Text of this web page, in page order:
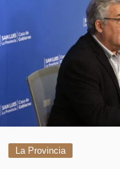
La Provincia